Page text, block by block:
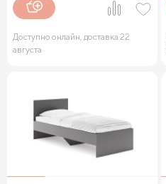
Доступно онлайн, доставка 22
августа